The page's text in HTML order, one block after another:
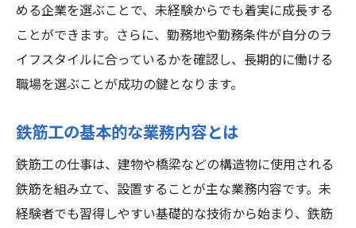
める企業を選ぶことで、未経験からでも着実に成長する
ことができます。さらに、勤務地や勤務条件が自分のラ
イフスタイルに合っているかを確認し、長期的に働ける
職場を選ぶことが成功の鍵となります。
鉄筋工の基本的な業務内容とは
鉄筋工の仕事は、建物や橋梁などの構造物に使用される
鉄筋を組み立て、設置することが主な業務内容です。未
経験者でも習得しやすい基礎的な技術から始まり、鉄筋